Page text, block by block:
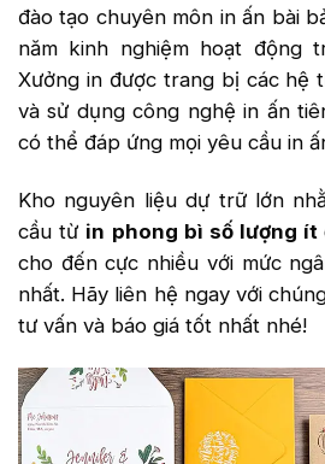
đào tạo chuyên môn in ấn bài
năm kinh nghiệm hoạt động
Xưởng in được trang bị các hệ
và sử dụng công nghệ in ấn
có thể đáp ứng mọi yêu cầu in
Kho nguyên liệu dự trữ lớn
cầu từ in phong bì số lượng ít
cho đến cực nhiều với mức
nhất. Hãy liên hệ ngay với
tư vấn và báo giá tốt nhất nhé!